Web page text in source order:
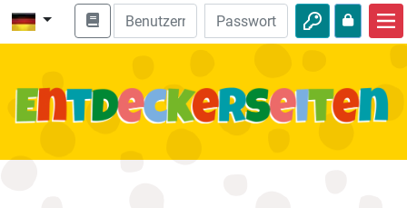
Bibel entdecken